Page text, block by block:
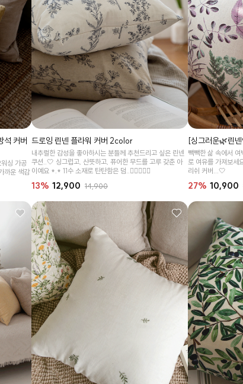
석 커버
싱 가공
까운 색감
드로잉 린넨 플라워 커버 2color
내추럴한 감성을 좋아하시는 분들께 추천드리고 싶은 린넨
쿠션..🤍 싱그럽고, 산뜻하고, 퓨어한 무드를 고루 갖춘 아
이예요 *.* 11수 소재로 탄탄함은 덤..👉🏻👈🏻🤍
13% 12,900 14,900
[싱그러운🌿린
빽빽한 삶 속에서
로 여유를 가져보세
리쉬 커버...🤍
27% 10,900